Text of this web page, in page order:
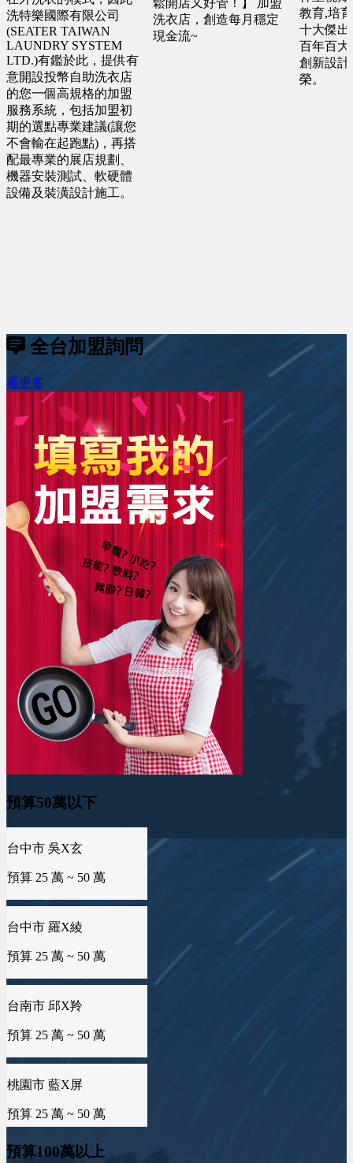
洗特樂國際有限公司
(SEATER TAIWAN
LAUNDRY SYSTEM
LTD.)有鑑於此，提供有
意開設投幣自助洗衣店
的您一個高規格的加盟
服務系統，包括加盟初
期的選點專業建議(讓您
不會輸在起跑點)，再搭
配最專業的展店規劃、
機器安裝測試、軟硬體
設備及裝潢設計施工。
鬆開店又好管！】 加盟
洗衣店，創造每月穩定
現金流~
教育,培
十大傑出
百年百大
創新設計
榮。
全台加盟詢問
看更多
預算50萬以下
台中市 吳X玄
預算 25 萬 ~ 50 萬
台中市 羅X綾
預算 25 萬 ~ 50 萬
台南市 邱X羚
預算 25 萬 ~ 50 萬
桃園市 藍X屏
預算 25 萬 ~ 50 萬
預算100萬以上